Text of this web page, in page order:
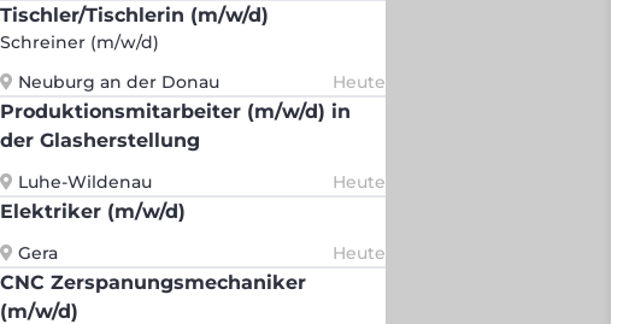
Tischler/Tischlerin (m/w/d)
Schreiner (m/w/d)
Neuburg an der Donau
Heute
Produktionsmitarbeiter (m/w/d) in
der Glasherstellung
Luhe-Wildenau Heute
Elektriker (m/w/d)
Gera Heute
CNC Zerspanungsmechaniker
(m/w/d)